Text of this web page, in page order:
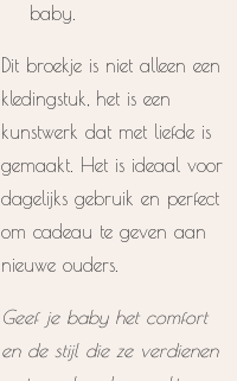
baby.
Dit broekje is niet alleen een
kledingstuk, het is een
kunstwerk dat met liefde is
gemaakt. Het is ideaal voor
dagelijks gebruik en perfect
om cadeau te geven aan
nieuwe ouders.
Geef je baby het comfort
en de stijl die ze verdienen